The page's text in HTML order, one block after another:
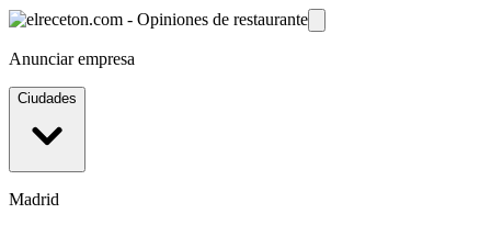
Anunciar empresa
Ciudades
Madrid